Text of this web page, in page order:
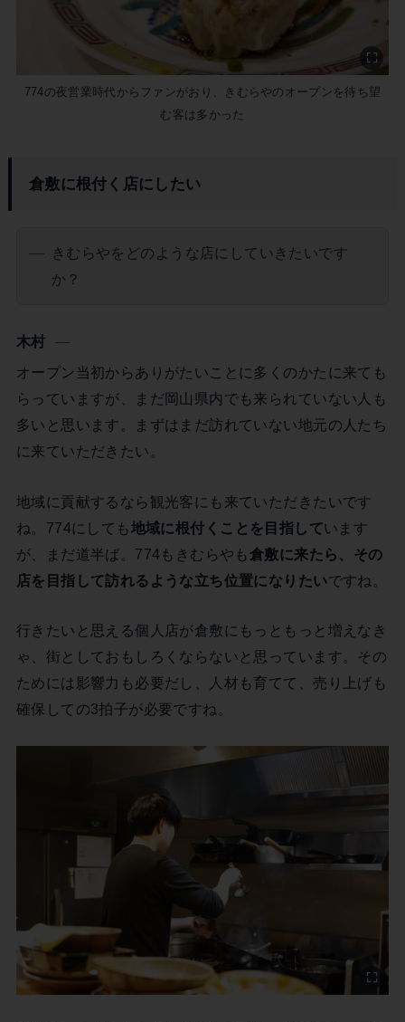
774の夜営業時代からファンがおり、きむらやのオープンを待ち望
む客は多かった
倉敷に根付く店にしたい
きむらやをどのような店にしていきたいです
か？
木村
オープン当初からありがたいことに多くのかたに来ても
らっていますが、まだ岡山県内でも来られていない人も
多いと思います。まずはまだ訪れていない地元の人たち
に来ていただきたい。
地域に貢献するなら観光客にも来ていただきたいです
ね。774にしても 地域に根付くことを目指しています
が、まだ道半ば。774もきむらやも 倉敷に来たら、その
店を目指して訪れるような立ち位置になりたいですね。
行きたいと思える個人店が倉敷にもっともっと増えなき
ゃ、街としておもしろくならないと思っています。その
ためには影響力も必要だし、人材も育てて、売り上げも
確保しての3拍子が必要ですね。